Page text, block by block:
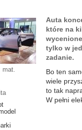
mat.
Auta
które na
tylko w
zadanie.
Bo ten
wiele
to tak
W pełni